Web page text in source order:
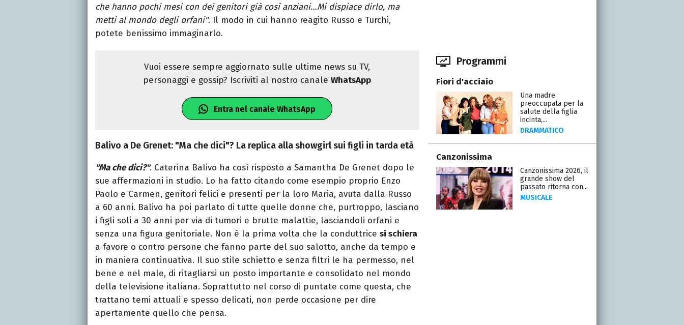
che hanno pochi mesi con dei genitori già così anziani…Mi dispiace dirlo, ma
metti al mondo degli orfani". Il modo in cui hanno reagito Russo e Turchi,
potete benissimo immaginarlo.
Vuoi essere sempre aggiornato sulle ultime news su TV,
personaggi e gossip? Iscriviti al nostro canaleWhatsApp
Entra nel canale WhatsApp
Balivo a De Grenet: "Ma che dici"? La replica alla showgirl sui figli in tarda età
"Ma che dici?". Caterina Balivo ha così risposto a Samantha De Grenet dopo le
sue affermazioni in studio. Lo ha fatto citando come esempio proprio Enzo
Paolo e Carmen, genitori felici e presenti per la loro Maria, avuta dalla Russo
a 60 anni. Balivo ha poi parlato di tutte quelle donne che, purtroppo, lasciano
i figli soli a 30 anni per via di tumori e brutte malattie, lasciandoli orfani e
senza una figura genitoriale. Non è la prima volta che la conduttrice si schiera
a favore o contro persone che fanno parte del suo salotto, anche da tempo e
in maniera continuativa. Il suo stile schietto e senza filtri le ha permesso, nel
bene e nel male, di ritagliarsi un posto importante e consolidato nel mondo
della televisione italiana. Soprattutto nel corso di puntate come questa, che
trattano temi attuali e spesso delicati, non perde occasione per dire
apertamente quello che pensa.
Programmi
Fiori d'acciaio
Una madre
preoccupata per la
salute della figlia
incinta,...
DRAMMATICO
Canzonissima
Canzonissima 2026, il
grande show del
passato ritorna con...
MUSICALE